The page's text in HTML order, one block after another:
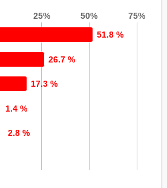
25% 50% 75%
51.8 %
26.7 %
17.3 %
1.4 %
2.8 %